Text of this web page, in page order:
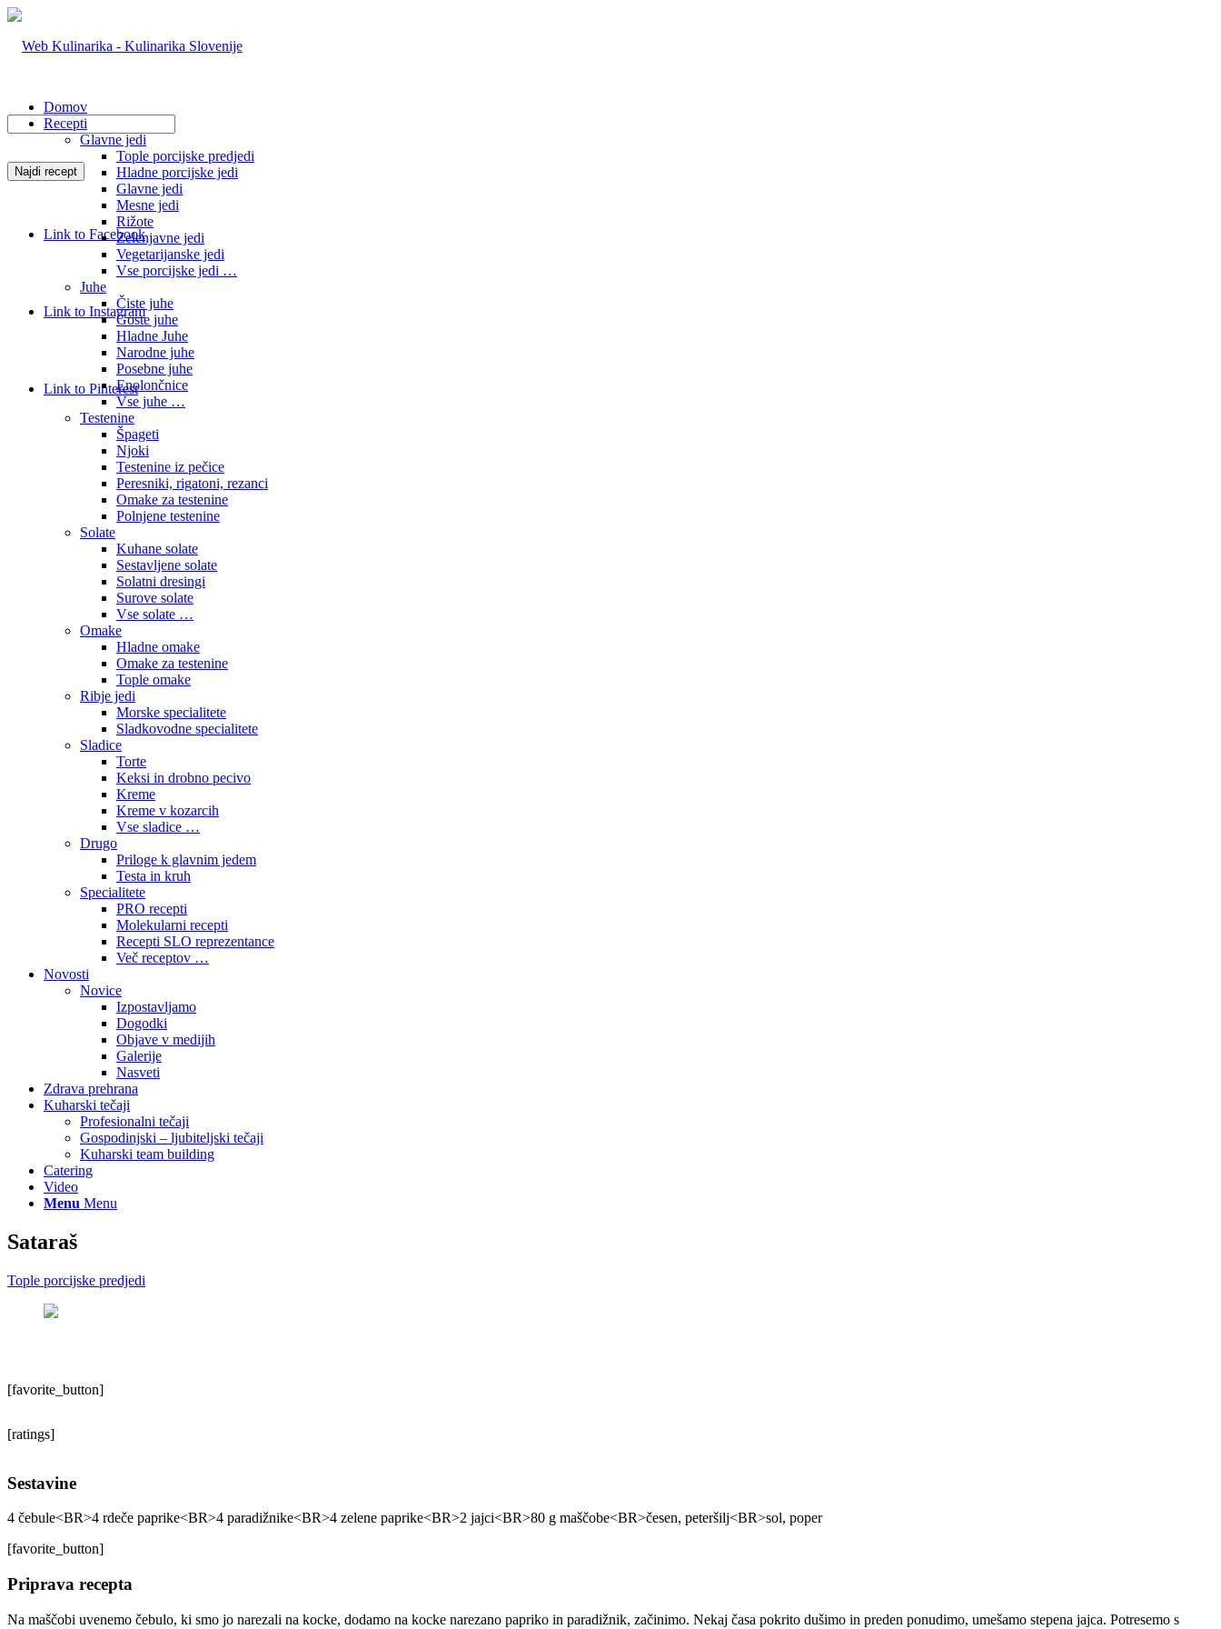
Link to Facebook
Link to Instagram
Link to Pinterest
Domov
Recepti
Glavne jedi
Tople porcijske predjedi
Hladne porcijske jedi
Glavne jedi
Mesne jedi
Rižote
Zelenjavne jedi
Vegetarijanske jedi
Vse porcijske jedi …
Juhe
Čiste juhe
Goste juhe
Hladne Juhe
Narodne juhe
Posebne juhe
Enolončnice
Vse juhe …
Testenine
Špageti
Njoki
Testenine iz pečice
Peresniki, rigatoni, rezanci
Omake za testenine
Polnjene testenine
Solate
Kuhane solate
Sestavljene solate
Solatni dresingi
Surove solate
Vse solate …
Omake
Hladne omake
Omake za testenine
Tople omake
Ribje jedi
Morske specialitete
Sladkovodne specialitete
Sladice
Torte
Keksi in drobno pecivo
Kreme
Kreme v kozarcih
Vse sladice …
Drugo
Priloge k glavnim jedem
Testa in kruh
Specialitete
PRO recepti
Molekularni recepti
Recepti SLO reprezentance
Več receptov …
Novosti
Novice
Izpostavljamo
Dogodki
Objave v medijih
Galerije
Nasveti
Zdrava prehrana
Kuharski tečaji
Profesionalni tečaji
Gospodinjski – ljubiteljski tečaji
Kuharski team building
Catering
Video
Menu Menu
Sataraš
Tople porcijske predjedi
[favorite_button]
[ratings]
Sestavine
4 čebule<BR>4 rdeče paprike<BR>4 paradižnike<BR>4 zelene paprike<BR>2 jajci<BR>80 g maščobe<BR>česen, peteršilj<BR>sol, poper
[favorite_button]
Priprava recepta
Na maščobi uvenemo čebulo, ki smo jo narezali na kocke, dodamo na kocke narezano papriko in paradižnik, začinimo. Nekaj časa pokrito dušimo in preden ponudimo, umešamo stepena jajca. Potresemo s